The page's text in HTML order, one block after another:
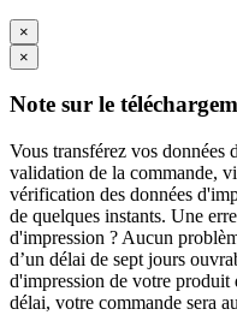
×
×
Note sur le
Vous transférez vos données
validation de la commande,
vérification des données
de quelques instants. Une
d'impression ? Aucun
d’un délai de sept jours
d'impression de votre produit
délai, votre commande sera